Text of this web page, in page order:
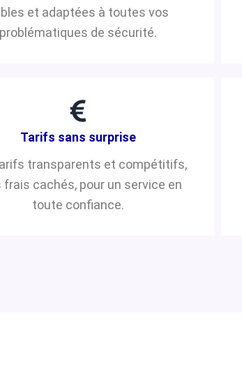
et adaptées à toutes vos
problématiques de sécurité.
Tarifs sans surprise
transparents et compétitifs,
frais cachés, pour un service en
toute confiance.